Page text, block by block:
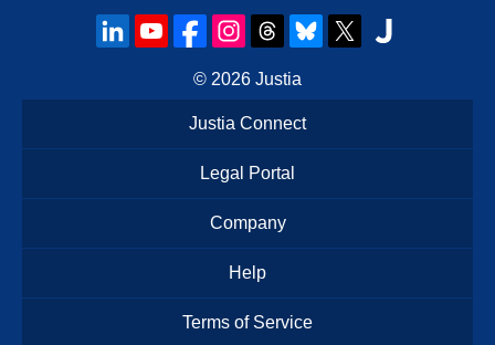
© 2026 Justia
Justia Connect
Legal Portal
Company
Help
Terms of Service